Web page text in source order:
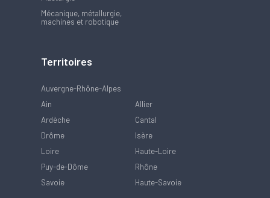
Mécanique, métallurgie,
machines et robotique
Territoires
Auvergne-Rhône-Alpes
Ain
Allier
Ardèche
Cantal
Drôme
Isère
Loire
Haute-Loire
Puy-de-Dôme
Rhône
Savoie
Haute-Savoie